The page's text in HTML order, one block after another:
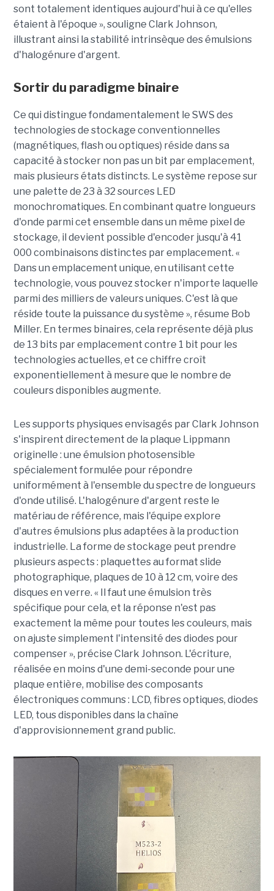
sont totalement identiques aujourd'hui à ce qu'elles
étaient à l'époque », souligne Clark Johnson,
illustrant ainsi la stabilité intrinsèque des émulsions
d'halogénure d'argent.
Sortir du paradigme binaire
Ce qui distingue fondamentalement le SWS des
technologies de stockage conventionnelles
(magnétiques, flash ou optiques) réside dans sa
capacité à stocker non pas un bit par emplacement,
mais plusieurs états distincts. Le système repose sur
une palette de 23 à 32 sources LED
monochromatiques. En combinant quatre longueurs
d'onde parmi cet ensemble dans un même pixel de
stockage, il devient possible d'encoder jusqu'à 41
000 combinaisons distinctes par emplacement. «
Dans un emplacement unique, en utilisant cette
technologie, vous pouvez stocker n'importe laquelle
parmi des milliers de valeurs uniques. C'est là que
réside toute la puissance du système », résume Bob
Miller. En termes binaires, cela représente déjà plus
de 13 bits par emplacement contre 1 bit pour les
technologies actuelles, et ce chiffre croît
exponentiellement à mesure que le nombre de
couleurs disponibles augmente.
Les supports physiques envisagés par Clark Johnson
s'inspirent directement de la plaque Lippmann
originelle : une émulsion photosensible
spécialement formulée pour répondre
uniformément à l'ensemble du spectre de longueurs
d'onde utilisé. L'halogénure d'argent reste le
matériau de référence, mais l'équipe explore
d'autres émulsions plus adaptées à la production
industrielle. La forme de stockage peut prendre
plusieurs aspects : plaquettes au format slide
photographique, plaques de 10 à 12 cm, voire des
disques en verre. « Il faut une émulsion très
spécifique pour cela, et la réponse n'est pas
exactement la même pour toutes les couleurs, mais
on ajuste simplement l'intensité des diodes pour
compenser », précise Clark Johnson. L'écriture,
réalisée en moins d'une demi-seconde pour une
plaque entière, mobilise des composants
électroniques communs : LCD, fibres optiques, diodes
LED, tous disponibles dans la chaîne
d'approvisionnement grand public.